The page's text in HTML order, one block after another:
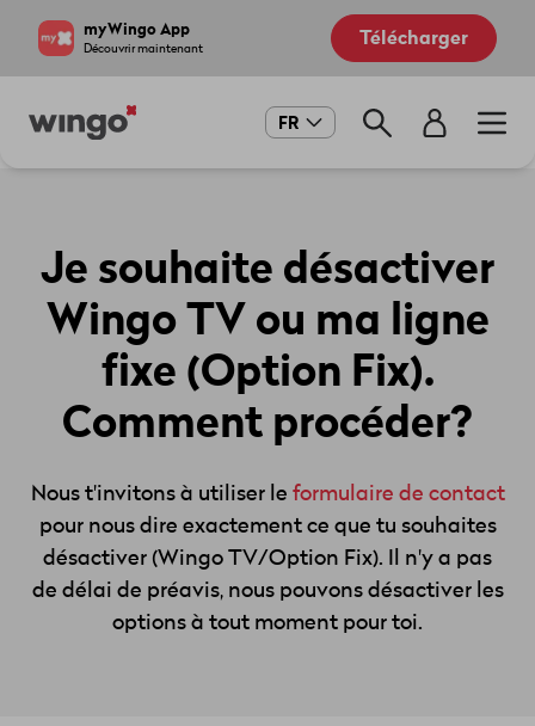
myWingo App
Découvrir maintenant Télécharger
Main
FR
Je souhaite désactiver
Wingo TV ou ma ligne
fixe (Option Fix).
Comment procéder?
Nous t'invitons à utiliser le formulaire de contact
pour nous dire exactement ce que tu souhaites
désactiver (Wingo TV/Option Fix). Il n'y a pas
de délai de préavis, nous pouvons désactiver les
options à tout moment pour toi.